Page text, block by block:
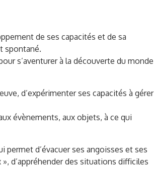
de ses capacités et de sa
spontané.
s’aventurer à la découverte du monde
d’expérimenter ses capacités à gérer
évènements, aux objets, à ce qui
permet d’évacuer ses angoisses et ses
d’appréhender des situations difficiles